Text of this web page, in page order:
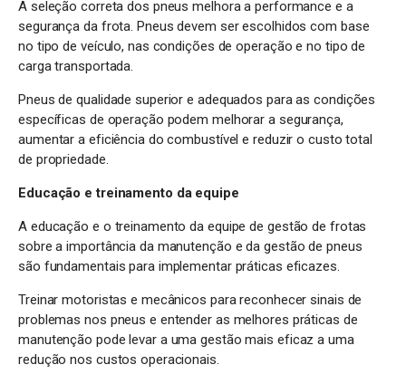
A seleção correta dos pneus melhora a performance e a
segurança da frota. Pneus devem ser escolhidos com base
no tipo de veículo, nas condições de operação e no tipo de
carga transportada.
Pneus de qualidade superior e adequados para as condições
específicas de operação podem melhorar a segurança,
aumentar a eficiência do combustível e reduzir o custo total
de propriedade.
Educação e treinamento da equipe
A educação e o treinamento da equipe de gestão de frotas
sobre a importância da manutenção e da gestão de pneus
são fundamentais para implementar práticas eficazes.
Treinar motoristas e mecânicos para reconhecer sinais de
problemas nos pneus e entender as melhores práticas de
manutenção pode levar a uma gestão mais eficaz a uma
redução nos custos operacionais.